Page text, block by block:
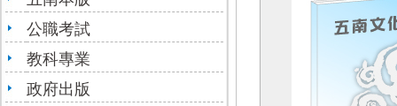
公職考試
教科專業
政府出版